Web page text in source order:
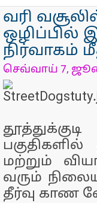
வரி
ஒழிப்பில்
நிர்வாகம்
செவ்வாய் 7, ஜூலை
மற்றும்
வரும்
தீர்வு காண